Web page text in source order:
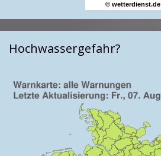
© wetterdienst.de
Hochwassergefahr?